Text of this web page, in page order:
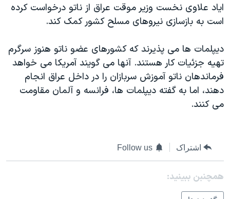
اقتصادی
اسرائیل در جنگ
گالری عکس
آرشیو پخش زنده
حمله جمهوری اسلامی به اسرائیل
ورزش زنان در ایران
اعتراضات زن، زندگی، آزادی
مجموعه مستندهای دادخواهی
تریبونال مردمی آبان ۹۸
چهل سال گروگان‌گیری
قانون شفافیت دارائی کادر رهبری ایران
اعتراضات مردمی آبان ۹۸
زبانهای مختلف
اياد علاوی نخست وزير موقت عراق از ناتو درخواست کرده
است به بازسازی نيروهای مسلح کشور کمک کند.
ديپلمات ها می پذيرند که کشورهای عضو ناتو هنوز سرگرم
تهيه جزئيات کار هستند. آنها می گويند آمريکا می خواهد
فرماندهان ناتو آموزش سربازان را در داخل عراق انجام
دهند، اما به گفته ديپلمات ها، فرانسه و آلمان مقاومت
می کنند.
اشتراک Follow us
همچنبن ببینید: